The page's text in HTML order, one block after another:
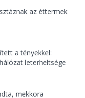
az éttermek
a tényekkel:
leterheltsége
mekkora